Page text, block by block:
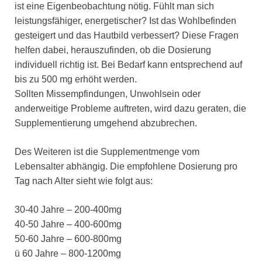
ist eine Eigenbeobachtung nötig. Fühlt man sich
leistungsfähiger, energetischer? Ist das Wohlbefinden
gesteigert und das Hautbild verbessert? Diese Fragen
helfen dabei, herauszufinden, ob die Dosierung
individuell richtig ist. Bei Bedarf kann entsprechend auf
bis zu 500 mg erhöht werden.
Sollten Missempfindungen, Unwohlsein oder
anderweitige Probleme auftreten, wird dazu geraten, die
Supplementierung umgehend abzubrechen.
Des Weiteren ist die Supplementmenge vom
Lebensalter abhängig. Die empfohlene Dosierung pro
Tag nach Alter sieht wie folgt aus:
30-40 Jahre – 200-400mg
40-50 Jahre – 400-600mg
50-60 Jahre – 600-800mg
ü 60 Jahre – 800-1200mg